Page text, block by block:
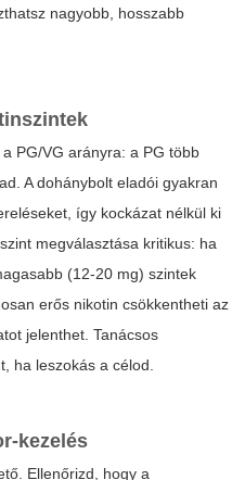
nagyobb, hosszabb
PG/VG arányra: a PG több
A dohánybolt eladói gyakran
így kockázat nélkül ki
megválasztása kritikus: ha
(12-20 mg) szintek
erős nikotin csökkentheti az
jelenthet. Tanácsos
ha leszokás a célod.
kezelés
Ellenőrizd, hogy a